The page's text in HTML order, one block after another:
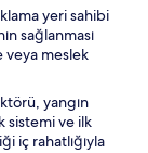
yeri sahibi
sağlanması
veya meslek
yangın
sistemi ve ilk
iç rahatlığıyla